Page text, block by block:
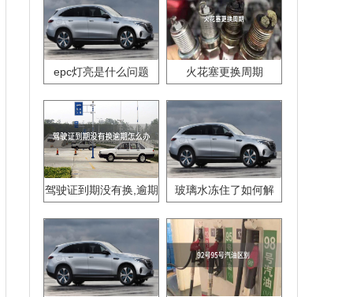
epc灯亮是什么问题 火花塞更换周期
驾驶证到期没有换,逾期
玻璃水冻住了如何解